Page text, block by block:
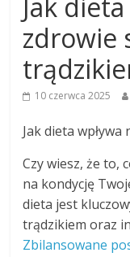
Jak
zdrowie
10 czerwca 2025
Jak dieta
Czy wiesz, że to,
na kondycję
dieta jest
trądzikiem oraz
Zbilansowane